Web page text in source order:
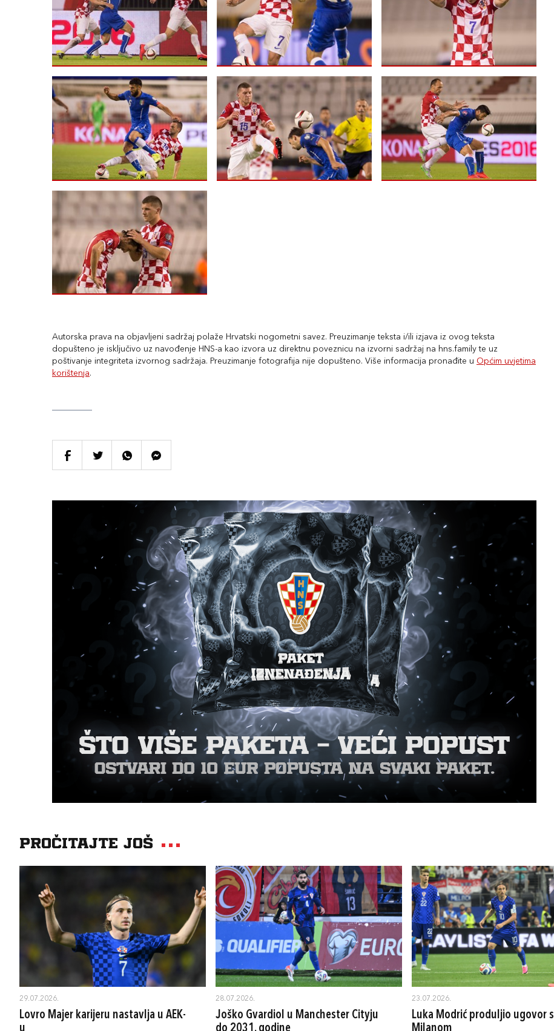
Autorska prava na objavljeni sadržaj polaže Hrvatski nogometni savez. Preuzimanje teksta i/ili izjava iz ovog teksta
dopušteno je isključivo uz navođenje HNS-a kao izvora uz direktnu poveznicu na izvorni sadržaj na hns.family te uz
poštivanje integriteta izvornog sadržaja. Preuzimanje fotografija nije dopušteno. Više informacija pronađite u Općim uvjetima
korištenja.
Pročitajte još
29.07.2026.
Lovro Majer karijeru nastavlja u AEK-
28.07.2026.
Joško Gvardiol u Manchester Cityju
23.07.2026.
Luka Modrić produljio ugovor s